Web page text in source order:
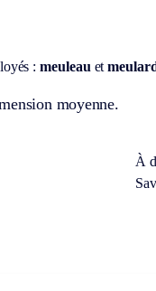
:meuleau et
moyenne.
À